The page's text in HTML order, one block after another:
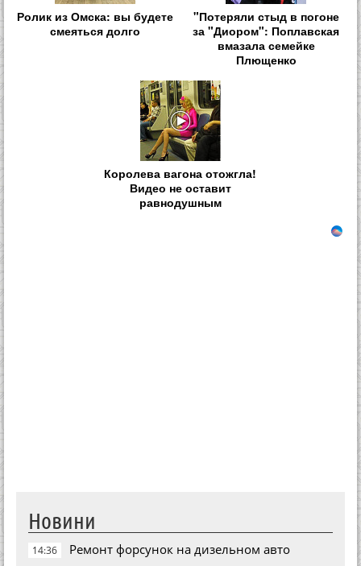
Ролик из Омска: вы будете
смеяться долго
"Потеряли стыд в погоне
за "Диором": Поплавская
вмазала семейке
Плющенко
Королева вагона отожгла!
Видео не оставит
равнодушным
Новини
14:36 Ремонт форсунок на дизельном авто